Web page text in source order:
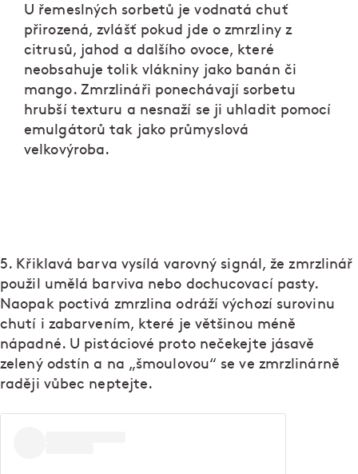
U řemeslných sorbetů je vodnatá chuť
přirozená, zvlášť pokud jde o zmrzliny z
citrusů, jahod a dalšího ovoce, které
neobsahuje tolik vlákniny jako banán či
mango. Zmrzlináři ponechávají sorbetu
hrubší texturu a nesnaží se ji uhladit pomocí
emulgátorů tak jako průmyslová
velkovýroba.
5. Křiklavá barva vysílá varovný signál, že zmrzlinář
použil umělá barviva nebo dochucovací pasty.
Naopak poctivá zmrzlina odráží výchozí surovinu
chutí i zabarvením, které je většinou méně
nápadné. U pistáciové proto nečekejte jásavě
zelený odstín a na „šmoulovou“ se ve zmrzlinárně
raději vůbec neptejte.